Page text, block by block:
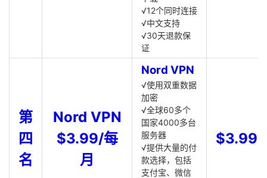
√12个同时连接
√中文支持
√30天退款保
证
第
四
名
Nord VPN
$3.99/每
月
Nord VPN
√使用双重数据
加密
√全球60多个
国家4000多台
服务器
√提供大量的付
款选择，包括
支付宝、微信
$3.99